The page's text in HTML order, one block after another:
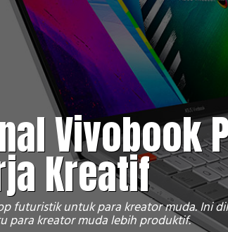
Vivobook
Kreatif
futuristik untuk para kreator muda.
para kreator muda lebih produktif.